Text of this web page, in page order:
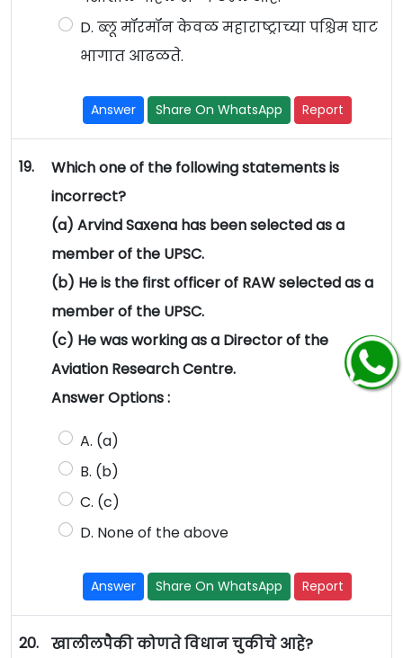
D. ब्लू मॉरमॉन केवळ महाराष्ट्राच्या पश्चिम घाट
भागात आढळते.
Answer Share On WhatsApp Report
19.
Which one of the following statements is
incorrect?
(a) Arvind Saxena has been selected as a
member of the UPSC.
(b) He is the first officer of RAW selected as a
member of the UPSC.
(c) He was working as a Director of the
Aviation Research Centre.
Answer Options :
A. (a)
B. (b)
C. (c)
D. None of the above
Answer Share On WhatsApp Report
20.
खालीलपैकी कोणते विधान चुकीचे आहे?